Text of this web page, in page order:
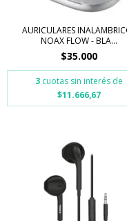
AURICULARES
NOAX FLOW - BLA...
$35.000
3 cuotas sin interés de
$11.666,67